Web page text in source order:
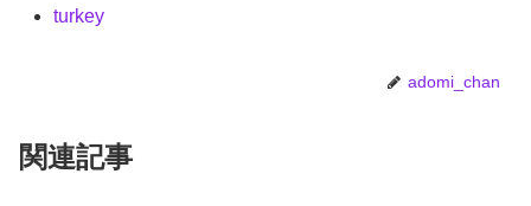
turkey
adomi_chan
関連記事